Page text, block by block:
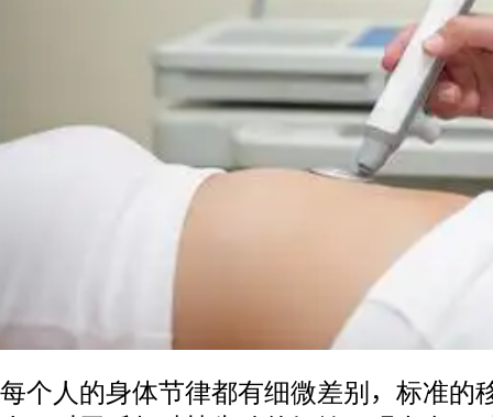
每个人的身体节律都有细微差别，标准的